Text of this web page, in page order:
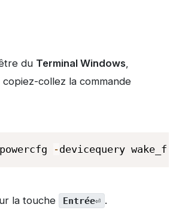
du Terminal Windows,
copiez-collez la commande
powercfg -devicequery Copy
la touche Entrée⏎ .